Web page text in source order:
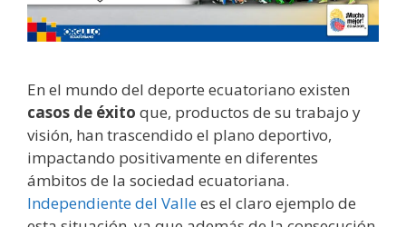
En el mundo del deporte ecuatoriano existen
casos de éxito que, productos de su trabajo y
visión, han trascendido el plano deportivo,
impactando positivamente en diferentes
ámbitos de la sociedad ecuatoriana.
Independiente del Vallees el claro ejemplo de